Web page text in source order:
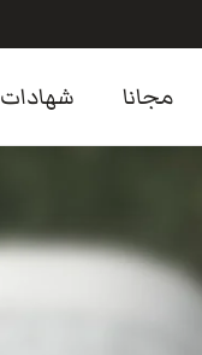
مجانا شهادات